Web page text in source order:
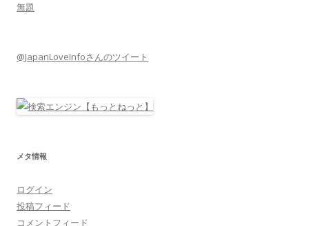
無題
@JapanLoveInfoさんのツイート
メタ情報
ログイン
投稿フィード
コメントフィード